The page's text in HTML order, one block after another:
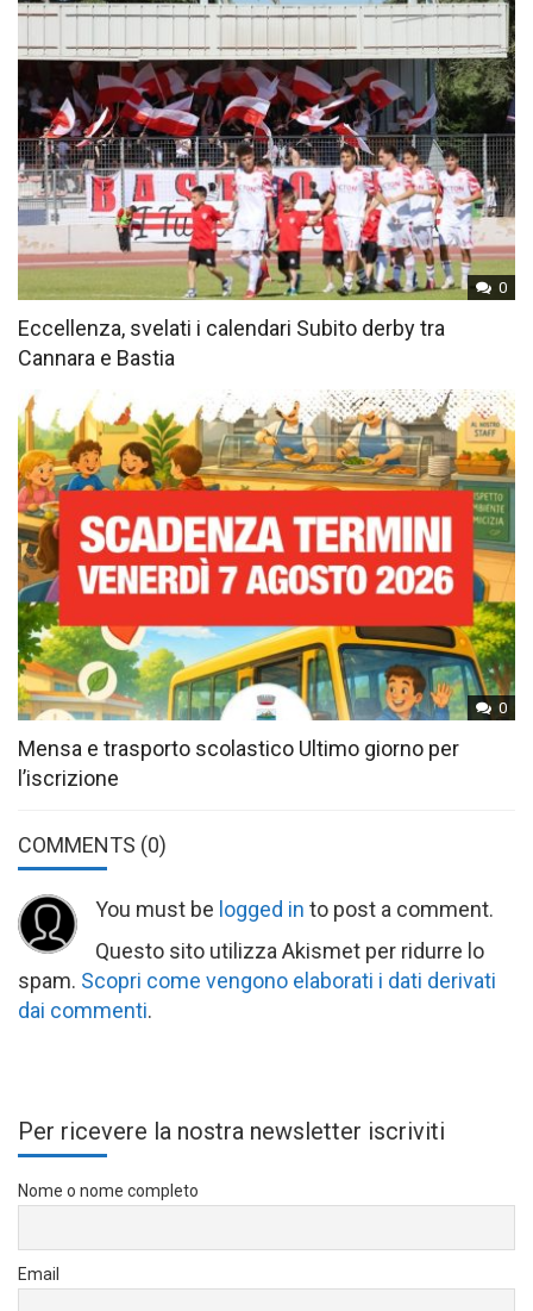
0
Eccellenza, svelati i calendari Subito derby tra
Cannara e Bastia
0
Mensa e trasporto scolastico Ultimo giorno per
l’iscrizione
COMMENTS (0)
You must be logged in to post a comment.
Questo sito utilizza Akismet per ridurre lo
spam. Scopri come vengono elaborati i dati derivati
dai commenti.
Per ricevere la nostra newsletter iscriviti
Nome o nome completo
Email